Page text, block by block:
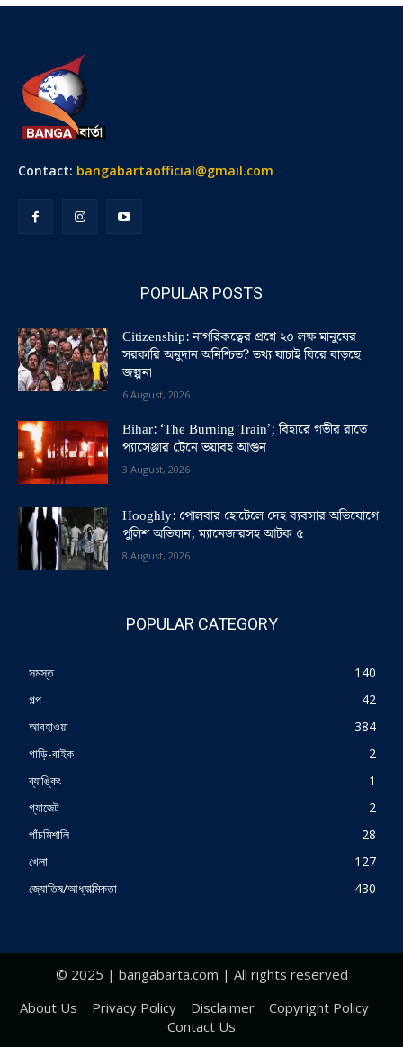
Contact: bangabartaofficial@gmail.com
POPULAR POSTS
Citizenship: নাগরিকত্বের প্রশ্নে ২০ লক্ষ মানুষের
সরকারি অনুদান অনিশ্চিত? তথ্য যাচাই ঘিরে বাড়ছে
জল্পনা
6 August, 2026
Bihar: ‘The Burning Train’; বিহারে গভীর রাতে
প্যাসেঞ্জার ট্রেনে ভয়াবহ আগুন
3 August, 2026
Hooghly: পোলবার হোটেলে দেহ ব্যবসার অভিযোগে
পুলিশ অভিযান, ম্যানেজারসহ আটক ৫
8 August, 2026
POPULAR CATEGORY
সমস্ত
140
গল্প
42
আবহাওয়া
384
গাড়ি-বাইক
2
ব্যাঙ্কিং
1
গ্যাজেট
2
পাঁচমিশালি
28
খেলা
127
জ্যোতিষ/আধ্যাত্মিকতা
430
© 2025 | bangabarta.com | All rights reserved
About Us
Privacy Policy Disclaimer
Copyright Policy
Contact Us